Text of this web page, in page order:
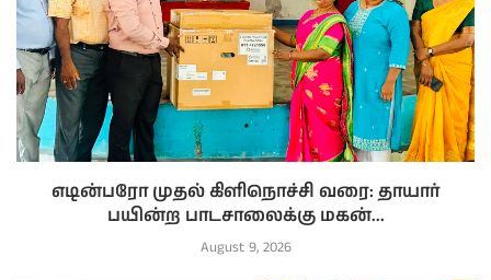
எடின்பரோ முதல் கிளிநொச்சி வரை: தாயார்
பயின்ற பாடசாலைக்கு மகன்...
August 9, 2026